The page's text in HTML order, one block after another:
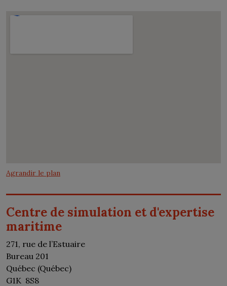
Agrandir le plan
Centre de simulation et d'expertise
maritime
271, rue de l’Estuaire
Bureau 201
Québec (Québec)
G1K 8S8